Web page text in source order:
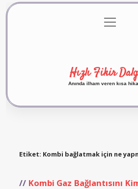
Gizlilik Politikası
menüyü
aç
Hızlı Fikir
Anında ilham veren kısa
Etiket: Kombi bağlatmak için ne
Kombi Gaz Bağlantısını